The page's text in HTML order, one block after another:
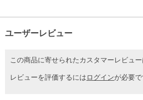
ユーザーレビュー
この商品に寄せられたカスタマーレビュー
レビューを評価するにはログインが必要で